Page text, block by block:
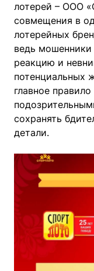
лотерей – ООО
совмещения в
лотерейных
ведь
реакцию и
потенциальных
главное
сохранять
детали.